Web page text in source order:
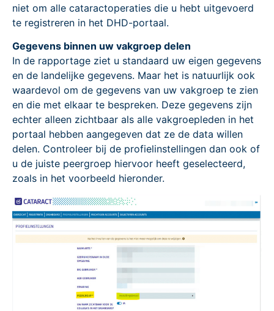
niet om alle cataractoperaties die u hebt uitgevoerd
te registreren in het DHD-portaal.
Gegevens binnen uw vakgroep delen
In de rapportage ziet u standaard uw eigen gegevens
en de landelijke gegevens. Maar het is natuurlijk ook
waardevol om de gegevens van uw vakgroep te zien
en die met elkaar te bespreken. Deze gegevens zijn
echter alleen zichtbaar als alle vakgroepleden in het
portaal hebben aangegeven dat ze de data willen
delen. Controleer bij de profielinstellingen dan ook of
u de juiste peergroep hiervoor heeft geselecteerd,
zoals in het voorbeeld hieronder.